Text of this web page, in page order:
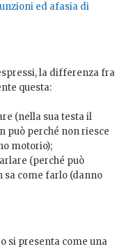
ed afasia di
la differenza fra
questa:
(nella sua testa il
può perché non riesce
motorio);
(perché può
sa come farlo (danno
si presenta come una